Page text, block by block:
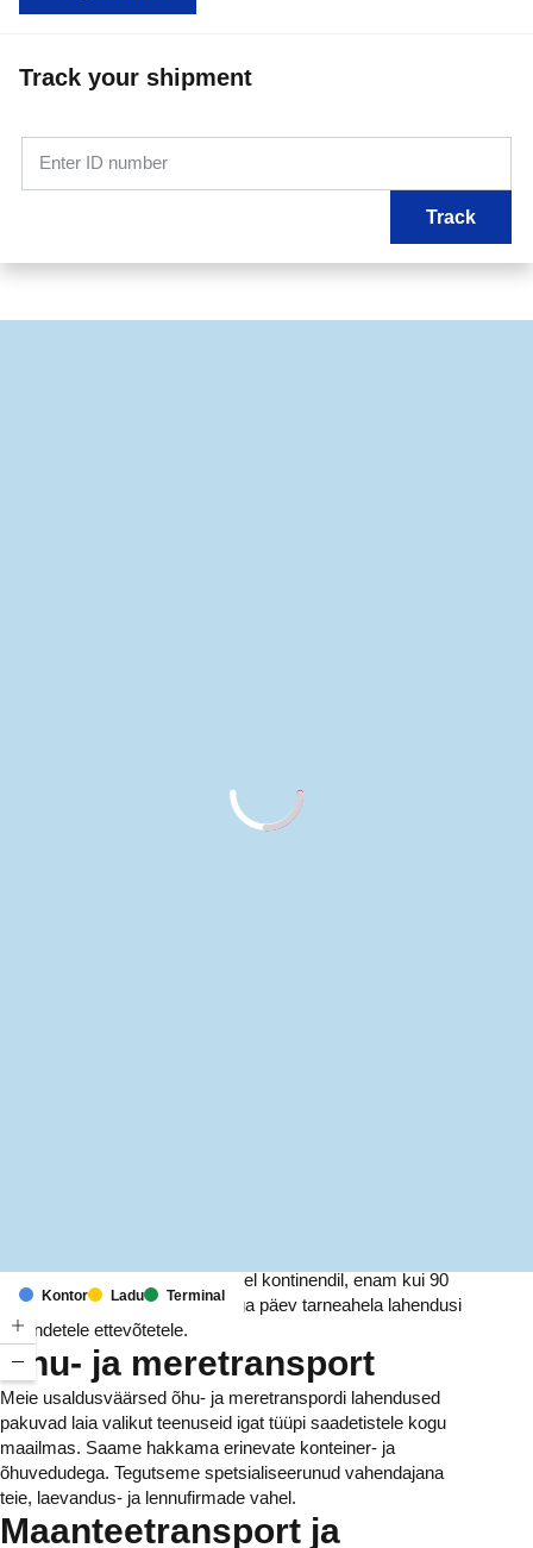
Track your shipment
Enter ID number
Track
Kontor Ladu Terminal
Meil on kontorid ja rajatised kuuel kontinendil, enam kui 90
riigis. Me pakume ja haldame iga päev tarneahela lahendusi
tuhandetele ettevõtetele.
Õhu- ja meretransport
Meie usaldusväärsed õhu- ja meretranspordi lahendused
pakuvad laia valikut teenuseid igat tüüpi saadetistele kogu
maailmas. Saame hakkama erinevate konteiner- ja
õhuvedudega. Tegutseme spetsialiseerunud vahendajana
teie, laevandus- ja lennufirmade vahel.
Maanteetransport ja